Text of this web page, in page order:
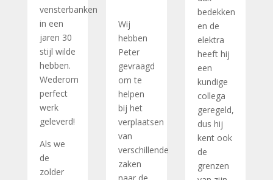
vensterbanken
in een
jaren 30
stijl wilde
hebben.
Wederom
perfect
werk
geleverd!
Als we
de
zolder
bedekken
en de
elektra
heeft hij
een
kundige
collega
geregeld,
dus hij
kent ook
de
grenzen
Wij
hebben
Peter
gevraagd
om te
helpen
bij het
verplaatsen
van
verschillende
zaken